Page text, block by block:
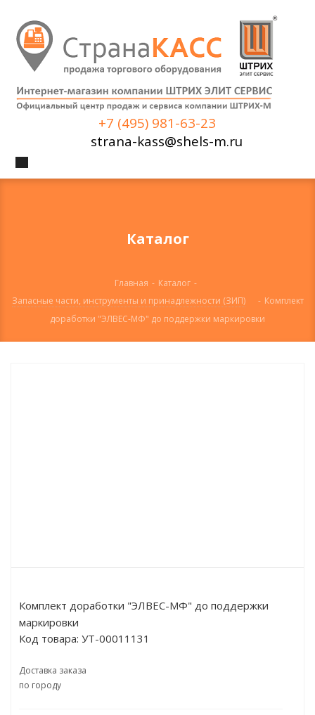
+7 (495) 981-63-23
strana-kass@shels-m.ru
Каталог
Главная - Каталог -
Запасные части, инструменты и принадлежности (ЗИП)
- Комплект
доработки "ЭЛВЕС-МФ" до поддержки маркировки
Комплект доработки "ЭЛВЕС-МФ" до поддержки
маркировки
Код товара: УТ-00011131
Доставка заказа
по городу